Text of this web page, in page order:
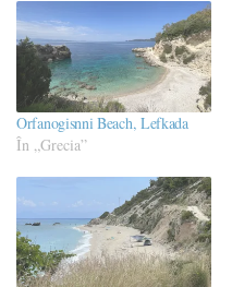
Orfanogisnni Beach, Lefkada
În „Grecia”